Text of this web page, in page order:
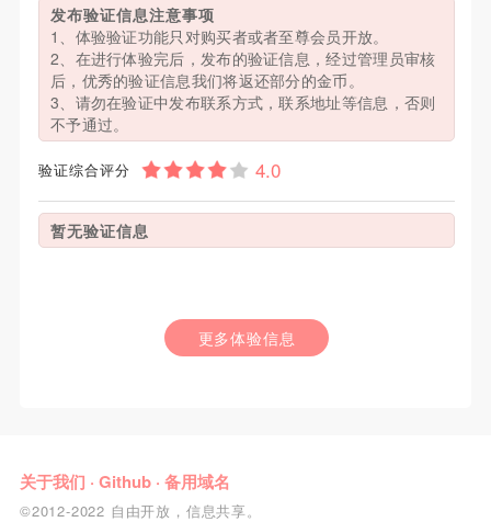
发布验证信息注意事项
1、体验验证功能只对购买者或者至尊会员开放。
2、在进行体验完后，发布的验证信息，经过管理员审核
后，优秀的验证信息我们将返还部分的金币。
3、请勿在验证中发布联系方式，联系地址等信息，否则
不予通过。
验证综合评分
暂无验证信息
更多体验信息
关于我们 · Github· 备用域名
©2012-2022 自由开放，信息共享。